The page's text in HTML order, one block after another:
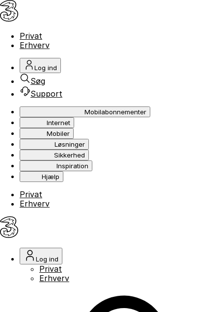
Privat
Erhverv
Log ind
Søg
Support
Mobilabonnementer
Internet
Mobiler
Løsninger
Sikkerhed
Inspiration
Hjælp
Privat
Erhverv
Log ind
Privat
Erhverv